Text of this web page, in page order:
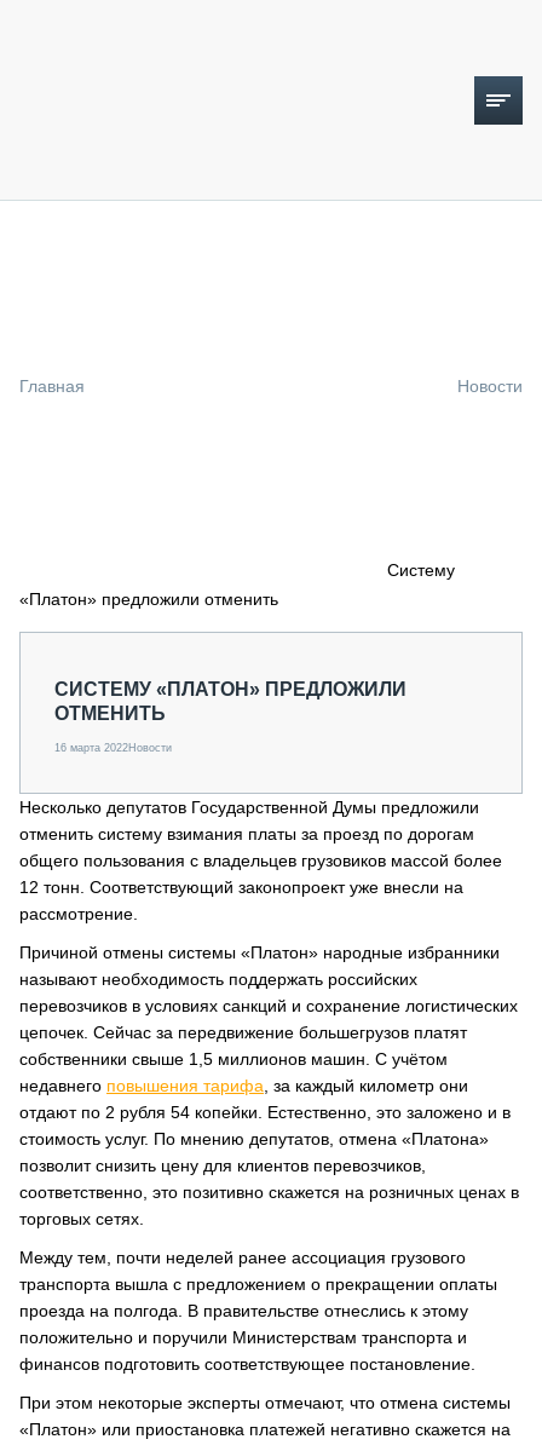
СПЕЦПРОЕКТЫ
О ПРОЕКТЕ
Главная Новости
Систему
«Платон» предложили отменить
СИСТЕМУ «ПЛАТОН» ПРЕДЛОЖИЛИ
ОТМЕНИТЬ
16 марта 2022Новости
Несколько депутатов Государственной Думы предложили
отменить систему взимания платы за проезд по дорогам
общего пользования с владельцев грузовиков массой более
12 тонн. Соответствующий законопроект уже внесли на
рассмотрение.
Причиной отмены системы «Платон» народные избранники
называют необходимость поддержать российских
перевозчиков в условиях санкций и сохранение логистических
цепочек. Сейчас за передвижение большегрузов платят
собственники свыше 1,5 миллионов машин. С учётом
недавнего повышения тарифа , за каждый километр они
отдают по 2 рубля 54 копейки. Естественно, это заложено и в
стоимость услуг. По мнению депутатов, отмена «Платона»
позволит снизить цену для клиентов перевозчиков,
соответственно, это позитивно скажется на розничных ценах в
торговых сетях.
Между тем, почти неделей ранее ассоциация грузового
транспорта вышла с предложением о прекращении оплаты
проезда на полгода. В правительстве отнеслись к этому
положительно и поручили Министерствам транспорта и
финансов подготовить соответствующее постановление.
При этом некоторые эксперты отмечают, что отмена системы
«Платон» или приостановка платежей негативно скажется на